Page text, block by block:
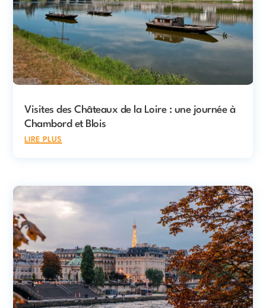
Visites des Châteaux de la Loire : une journée à
Chambord et Blois
lire plus